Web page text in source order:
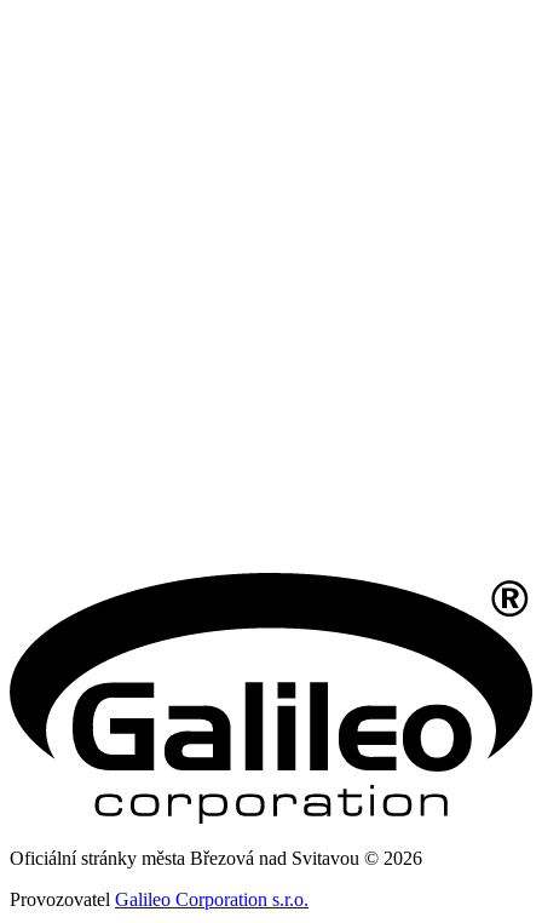
Oficiální stránky města Březová nad Svitavou © 2026
Provozovatel Galileo Corporation s.r.o.